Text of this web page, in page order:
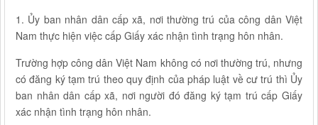
1. Ủy ban nhân dân cấp xã, nơi thường trú của công dân Việt
Nam thực hiện việc cấp Giấy xác nhận tình trạng hôn nhân.
Trường hợp công dân Việt Nam không có nơi thường trú, nhưng
có đăng ký tạm trú theo quy định của pháp luật về cư trú thì Ủy
ban nhân dân cấp xã, nơi người đó đăng ký tạm trú cấp Giấy
xác nhận tình trạng hôn nhân.